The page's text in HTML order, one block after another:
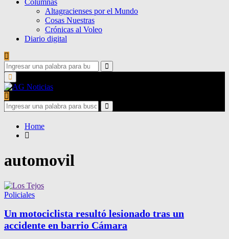
Columnas
Altagracienses por el Mundo
Cosas Nuestras
Crónicas al Voleo
Diario digital
Search
for:
Search
Primary
Menu
Search
for:
Search
Home
automovil
Policiales
Un motociclista resultó lesionado tras un
accidente en barrio Cámara